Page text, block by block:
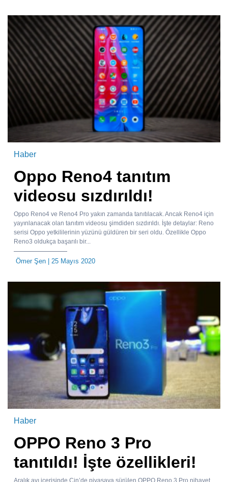
Haber
Oppo Reno4 tanıtım
videosu sızdırıldı!
Oppo Reno4 ve Reno4 Pro yakın zamanda tanıtılacak. Ancak Reno4 için
yayınlanacak olan tanıtım videosu şimdiden sızdırıldı. İşte detaylar: Reno
serisi Oppo yetkililerinin yüzünü güldüren bir seri oldu. Özellikle Oppo
Reno3 oldukça başarılı bir...
Ömer Şen | 25 Mayıs 2020
Haber
OPPO Reno 3 Pro
tanıtıldı! İşte özellikleri!
Aralık ayı içerisinde Çin’de piyasaya sürülen OPPO Reno 3 Pro nihayet